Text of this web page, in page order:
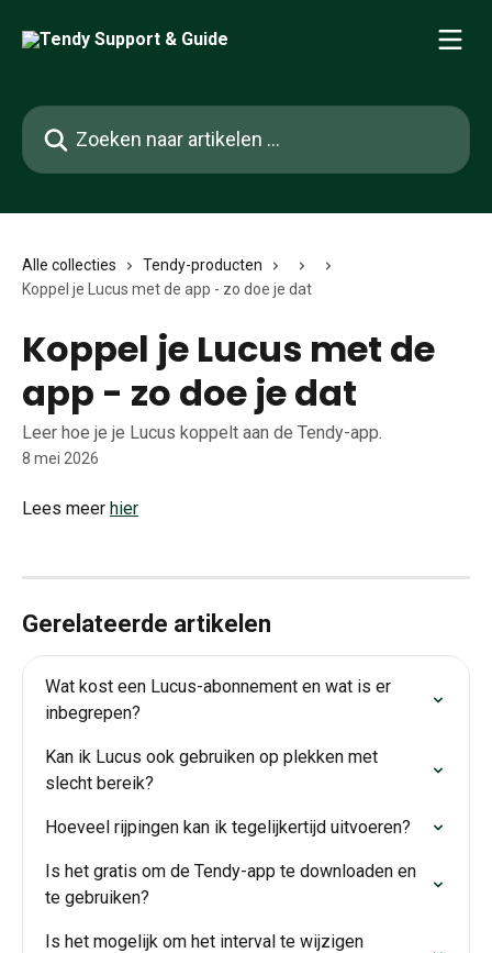
Zoeken naar artikelen ...
Alle collecties
Tendy-producten
Koppel je Lucus met de app - zo doe je dat
Koppel je Lucus met de
app - zo doe je dat
Leer hoe je je Lucus koppelt aan de Tendy-app.
8 mei 2026
Lees meer hier
Gerelateerde artikelen
Wat kost een Lucus-abonnement en wat is er
inbegrepen?
Kan ik Lucus ook gebruiken op plekken met
slecht bereik?
Hoeveel rijpingen kan ik tegelijkertijd uitvoeren?
Is het gratis om de Tendy-app te downloaden en
te gebruiken?
Is het mogelijk om het interval te wijzigen